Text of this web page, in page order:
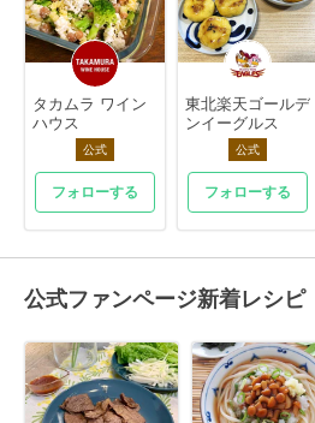
タカムラ ワイン
ハウス
公式
フォローする
東北楽天ゴールデ
ンイーグルス
公式
フォローする
公式ファンページ新着レシピ